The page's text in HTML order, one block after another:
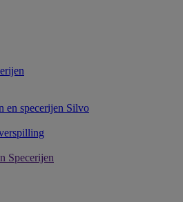
en specerijen Silvo
Specerijen